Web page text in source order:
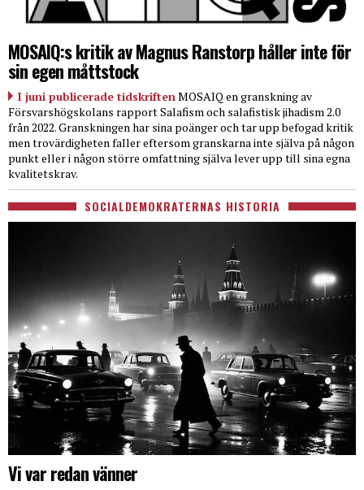
MOSAIQ:s kritik av Magnus Ranstorp håller inte för
sin egen måttstock
I juni publicerade tidskriften MOSAIQ en granskning av
Försvarshögskolans rapport Salafism och salafistisk jihadism 2.0
från 2022. Granskningen har sina poänger och tar upp befogad kritik
men trovärdigheten faller eftersom granskarna inte själva på någon
punkt eller i någon större omfattning själva lever upp till sina egna
kvalitetskrav.
SOCIALDEMOKRATERNAS HISTORIA
Vi var redan vänner